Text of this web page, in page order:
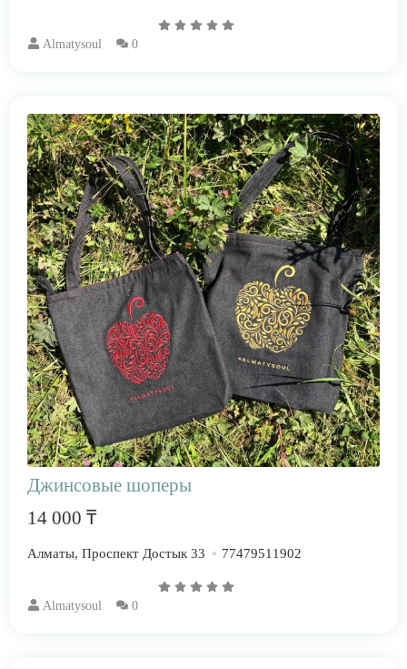
Almatysoul 0
Джинсовые шоперы
14 000 ₸
Алматы, Проспект Достык 33 77479511902
Almatysoul 0